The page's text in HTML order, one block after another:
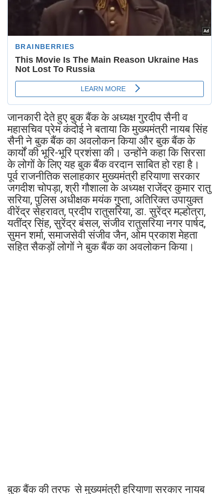
जानकारी देते हुए बुक बैंक के अध्यक्ष गुरदीप सैनी व
महासचिव प्रेम कंदोई ने बताया कि मुख्यमंत्री नायब सिंह
सैनी ने बुक बैंक का अवलोकन किया और बुक बैंक के
कार्यों की भूरि-भूरि प्रशंसा की। उन्होंने कहा कि सिरसा
के लोगों के लिए यह बुक बैंक वरदान साबित हो रहा है।
पूर्व राजनीतिक सलाहकार मुख्यमंत्री हरियाणा सरकार
जगदीश चोपड़ा, श्री गौशाला के अध्यक्ष राजेंद्र कुमार रातु
सरिया, पुलिस अधीक्षक मयंक गुप्ता, अतिरिक्त उपायुक्त
वीरेंद्र सेहरावत, प्रदीप रातुसरिया, डा. सुरेंद्र मल्होत्रा,
यतींद्र सिंह, सुरेंद्र बंसल, संजीव रातुसरिया नगर पार्षद,
सुमन शर्मा, समाजसेवी संजीव जैन, ओम प्रकाश मेहता
सहित सैकड़ों लोगों ने बुक बैंक का अवलोकन किया।
बुक बैंक की तरफ से मुख्यमंत्री हरियाणा सरकार नायब